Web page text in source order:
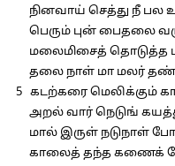
நினவாய் செத்து நீ பல
பெரும் புன் பைதலை
மலைமிசைத் தொடுத்த
தலை நாள் மா மலர் தண்
5 கடற்கரை மெலிக்கும்
அறல் வார் நெடுங்
மால் இருள் நடுநாள்
காலைத் தந்த கணைக்